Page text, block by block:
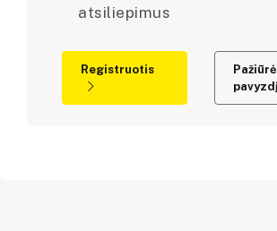
atsiliepimus
Registruotis
pavyzdį